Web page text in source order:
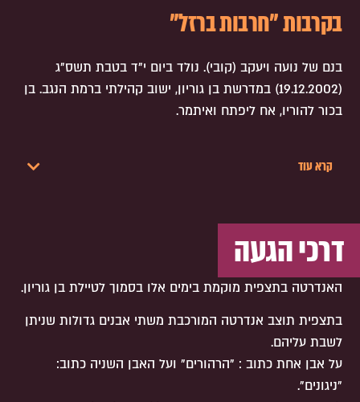
בקרבות "חרבות ברזל"
בנם של נועה ויעקב (קובי). נולד ביום י"ד בטבת תשס"ג
(19.12.2002) במדרשת בן גוריון, ישוב קהילתי ברמת הנגב. בן
בכור להוריו, אח ליפתח ואיתמר.
קרא עוד
דרכי הגעה
האנדרטה בתצפית מוקמת בימים אלו בסמוך לטיילת בן גוריון.
בתצפית תוצב אנדרטה המורכבת משתי אבנים גדולות שניתן
לשבת עליהם.
על אבן אחת כתוב : "הרהורים" ועל האבן השניה כתוב:
"ניגונים".